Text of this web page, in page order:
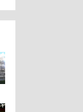
4
1